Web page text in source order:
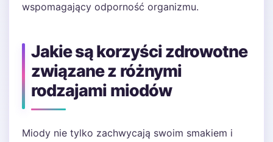
wspomagający odporność organizmu.
Jakie są korzyści zdrowotne
związane z różnymi
rodzajami miodów
Miody nie tylko zachwycają swoim smakiem i